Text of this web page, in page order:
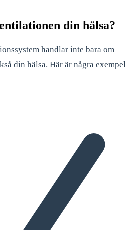
din hälsa?
handlar inte bara om
din hälsa. Här är några exempel